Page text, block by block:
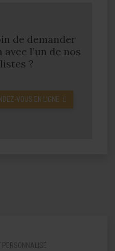
de demander
l’un de nos
?
VOUS EN LIGNE